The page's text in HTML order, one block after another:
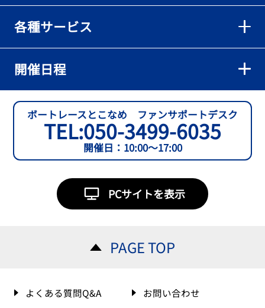
各種サービス
開催日程
ボートレースとこなめ ファンサポートデスク
TEL:050-3499-6035
開催日：10:00～17:00
PCサイトを表示
PAGE TOP
よくある質問Q&A お問い合わせ